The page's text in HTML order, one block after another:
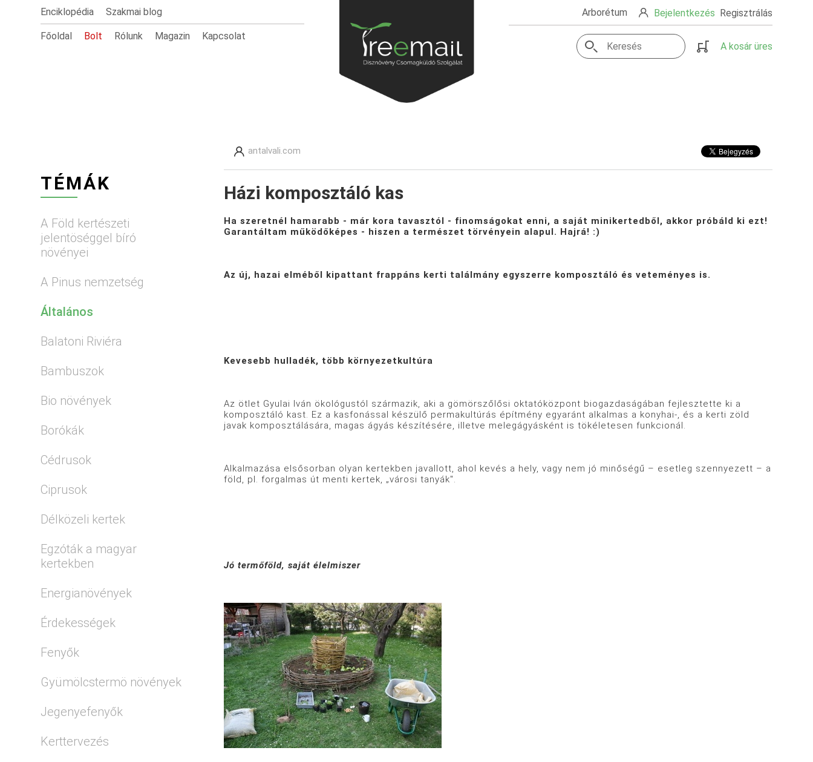
Enciklopédia Szakmai blog
Főoldal Bolt Rólunk Magazin Kapcsolat
Arborétum Bejelentkezés Regisztrálás
A kosár üres
TÉMÁK
A Föld kertészeti
jelentöséggel bíró
növényei
A Pinus nemzetség
Általános
Balatoni Riviéra
Bambuszok
Bio növények
Borókák
Cédrusok
Ciprusok
Délközeli kertek
Egzóták a magyar
kertekben
Energianövények
Érdekességek
Fenyők
Gyümölcstermö növények
Jegenyefenyők
Kerttervezés
antalvali.com
Házi komposztáló kas
Ha szeretnél hamarabb - már kora tavasztól - finomságokat enni, a saját minikertedből, akkor próbáld ki ezt!
Garantáltam működőképes - hiszen a természet törvényein alapul. Hajrá! :)
Az új, hazai elméből kipattant frappáns kerti találmány egyszerre komposztáló és veteményes is.
Kevesebb hulladék, több környezetkultúra
Az ötlet Gyulai Iván ökológustól származik, aki a gömörszőlősi oktatóközpont biogazdaságában fejlesztette ki a
komposztáló kast. Ez a kasfonással készülő permakultúrás építmény egyaránt alkalmas a konyhai-, és a kerti zöld
javak komposztálására, magas ágyás készítésére, illetve melegágyásként is tökéletesen funkcionál.
Alkalmazása elsősorban olyan kertekben javallott, ahol kevés a hely, vagy nem jó minőségű – esetleg szennyezett – a
föld, pl. forgalmas út menti kertek, „városi tanyák".
Jó termőföld, saját élelmiszer